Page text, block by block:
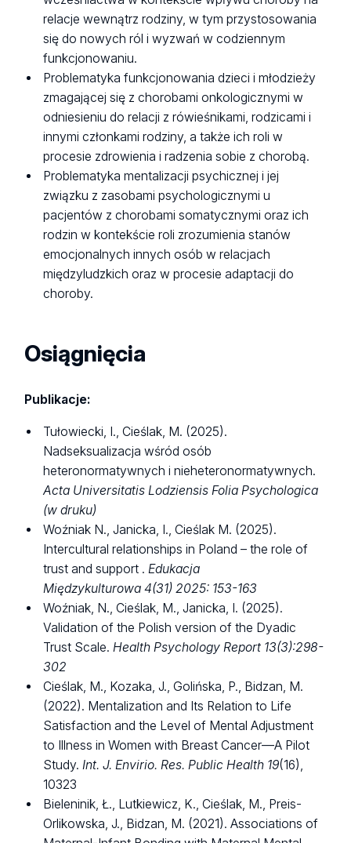
relacje wewnątrz rodziny, w tym przystosowania
się do nowych ról i wyzwań w codziennym
funkcjonowaniu.
Problematyka funkcjonowania dzieci i młodzieży
zmagającej się z chorobami onkologicznymi w
odniesieniu do relacji z rówieśnikami, rodzicami i
innymi członkami rodziny, a także ich roli w
procesie zdrowienia i radzenia sobie z chorobą.
Problematyka mentalizacji psychicznej i jej
związku z zasobami psychologicznymi u
pacjentów z chorobami somatycznymi oraz ich
rodzin w kontekście roli zrozumienia stanów
emocjonalnych innych osób w relacjach
międzyludzkich oraz w procesie adaptacji do
choroby.
Osiągnięcia
Publikacje:
Tułowiecki, I., Cieślak, M. (2025).
Nadseksualizacja wśród osób
heteronormatywnych i nieheteronormatywnych.
Acta Universitatis Lodziensis Folia Psychologica
(w druku)
Woźniak N., Janicka, I., Cieślak M. (2025).
Intercultural relationships in Poland – the role of
trust and support . Edukacja
Międzykulturowa4(31) 2025: 153-163
Woźniak, N., Cieślak, M., Janicka, I. (2025).
Validation of the Polish version of the Dyadic
Trust Scale. Health Psychology Report 13(3):298-
302
Cieślak, M., Kozaka, J., Golińska, P., Bidzan, M.
(2022). Mentalization and Its Relation to Life
Satisfaction and the Level of Mental Adjustment
to Illness in Women with Breast Cancer—A Pilot
Study. Int. J. Envirio. Res. Public Health 19(16),
10323
Bieleninik, Ł., Lutkiewicz, K., Cieślak, M., Preis-
Orlikowska, J., Bidzan, M. (2021). Associations of